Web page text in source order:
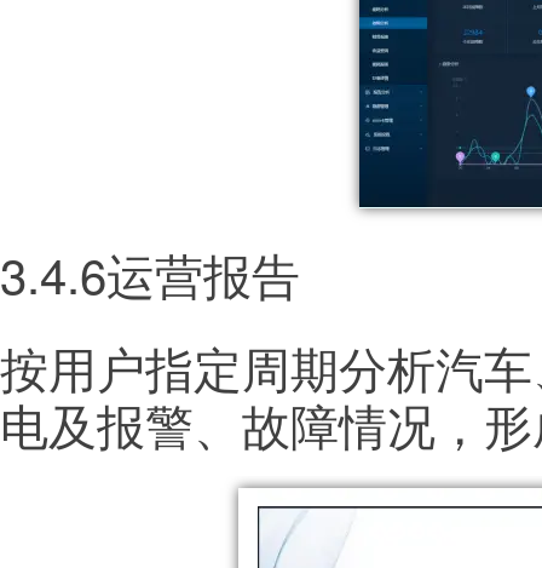
3.4.6运营报告
按用户指定周期分析汽
电及报警、故障情况，